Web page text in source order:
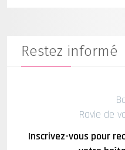
Restez informé
Ravie de
Inscrivez-vous pour